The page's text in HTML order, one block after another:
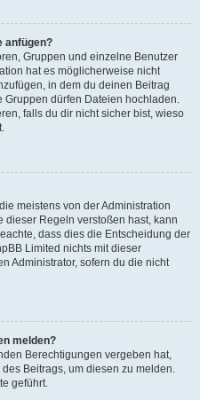
anfügen?
Gruppen und einzelne Benutzer
hat es möglicherweise nicht
in dem du deinen Beitrag
Gruppen dürfen Dateien hochladen.
falls du dir nicht sicher bist, wieso
meistens von der Administration
Regeln verstoßen hast, kann
dass dies die Entscheidung der
Limited nichts mit dieser
Administrator, sofern du die nicht
melden?
Berechtigungen vergeben hat,
Beitrags, um diesen zu melden.
geführt.